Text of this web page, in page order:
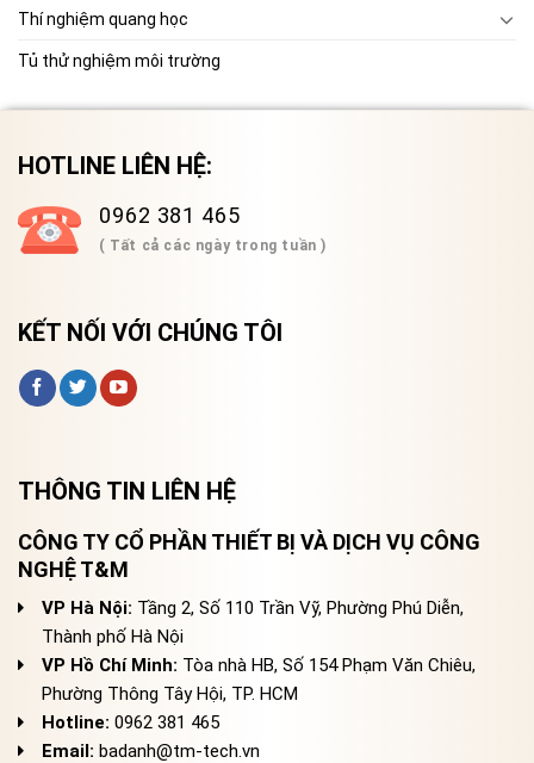
Thí nghiệm quang học
Tủ thử nghiệm môi trường
HOTLINE LIÊN HỆ:
0962 381 465
( Tất cả các ngày trong tuần )
KẾT NỐI VỚI CHÚNG TÔI
THÔNG TIN LIÊN HỆ
CÔNG TY CỔ PHẦN THIẾT BỊ VÀ DỊCH VỤ CÔNG
NGHỆ T&M
VP Hà Nội: Tầng 2, Số 110 Trần Vỹ, Phường Phú Diễn,
Thành phố Hà Nội
VP Hồ Chí Minh: Tòa nhà HB, Số 154 Phạm Văn Chiêu,
Phường Thông Tây Hội, TP. HCM
Hotline: 0962 381 465
Email: badanh@tm-tech.vn